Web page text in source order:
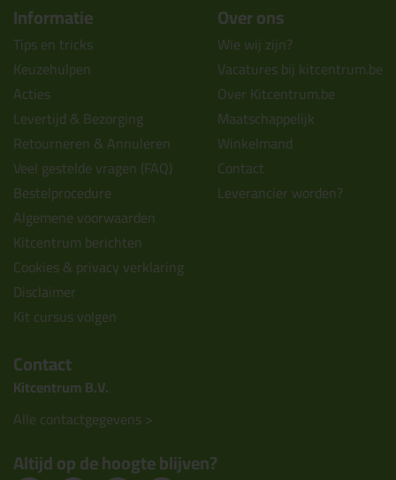
Informatie
Tips en tricks
Keuzehulpen
Acties
Levertijd & Bezorging
Retourneren & Annuleren
Veel gestelde vragen (FAQ)
Bestelprocedure
Algemene voorwaarden
Kitcentrum berichten
Cookies & privacy verklaring
Disclaimer
Kit cursus volgen
Over ons
Wie wij zijn?
Vacatures bij kitcentrum.be
Over Kitcentrum.be
Maatschappelijk
Winkelmand
Contact
Leverancier worden?
Contact
Kitcentrum B.V.
Alle contactgegevens >
Altijd op de hoogte blijven?